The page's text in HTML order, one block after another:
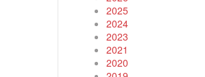
2025
2024
2023
2021
2020